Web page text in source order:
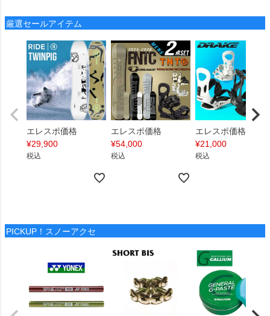
厳選セールアイテム
エレスポ価格
¥29,900
税込
エレスポ価格
¥54,000
税込
エレスポ価格
¥21,000
税込
PICKUP！スノーアクセ